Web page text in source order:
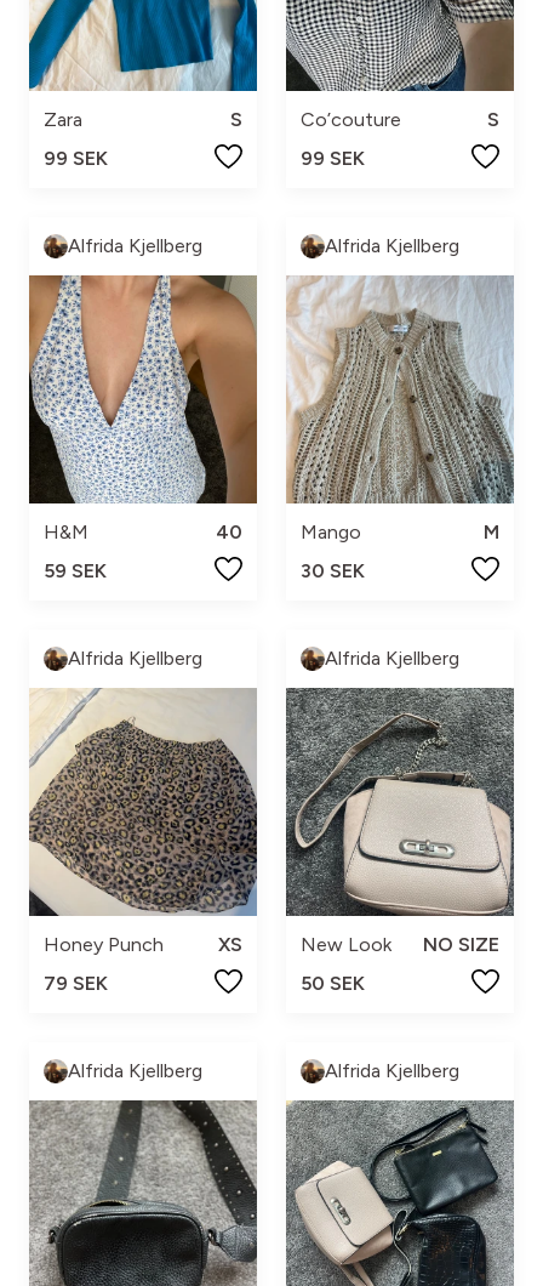
Zara
S
99 SEK
Co’couture
S
99 SEK
Alfrida Kjellberg
H&M
40
59 SEK
Alfrida Kjellberg
Mango
M
30 SEK
Alfrida Kjellberg
Honey Punch
XS
79 SEK
Alfrida Kjellberg
New Look
NO SIZE
50 SEK
Alfrida Kjellberg Alfrida Kjellberg